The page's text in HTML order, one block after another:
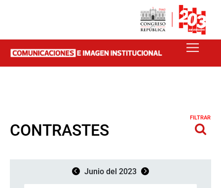
CONTRASTES
FILTRAR
Junio del 2023